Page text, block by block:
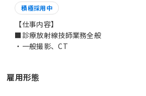
積極採用中
【仕事内容】
■診療放射線技師業務全般
・一般撮影、CT
雇用形態